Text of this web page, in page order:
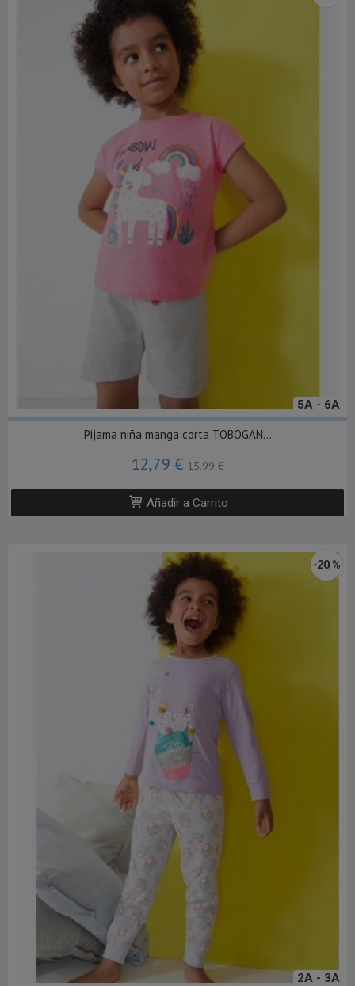
5A - 6A
Pijama niña manga corta TOBOGAN...
12,79 €15,99 €
Añadir a Carrito
2A - 3A
-20 %